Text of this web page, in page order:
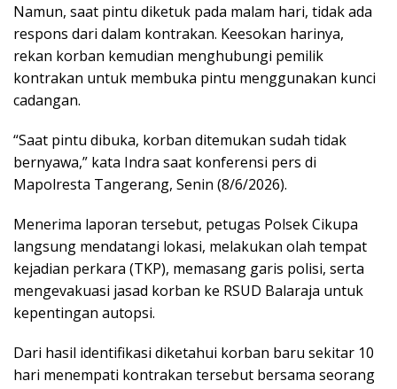
Namun, saat pintu diketuk pada malam hari, tidak ada
respons dari dalam kontrakan. Keesokan harinya,
rekan korban kemudian menghubungi pemilik
kontrakan untuk membuka pintu menggunakan kunci
cadangan.
“Saat pintu dibuka, korban ditemukan sudah tidak
bernyawa,” kata Indra saat konferensi pers di
Mapolresta Tangerang, Senin (8/6/2026).
Menerima laporan tersebut, petugas Polsek Cikupa
langsung mendatangi lokasi, melakukan olah tempat
kejadian perkara (TKP), memasang garis polisi, serta
mengevakuasi jasad korban ke RSUD Balaraja untuk
kepentingan autopsi.
Dari hasil identifikasi diketahui korban baru sekitar 10
hari menempati kontrakan tersebut bersama seorang